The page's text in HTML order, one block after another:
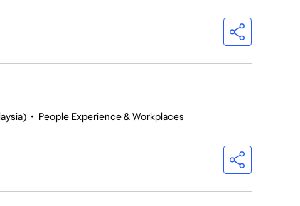
• People Experience & Workplaces